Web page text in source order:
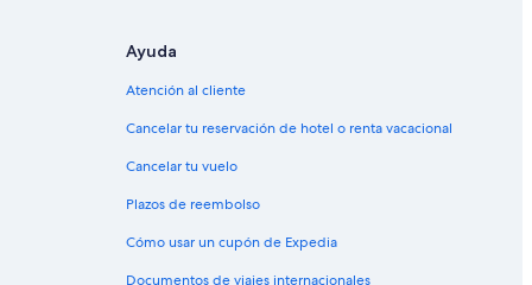
Ayuda
Atención al cliente
Cancelar tu reservación de hotel o renta vacacional
Cancelar tu vuelo
Plazos de reembolso
Cómo usar un cupón de Expedia
Documentos de viajes internacionales